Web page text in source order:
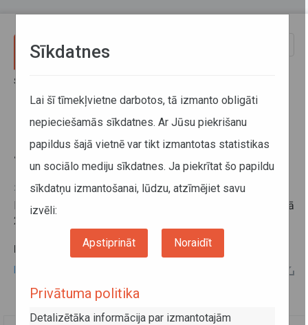
Sākums
Braukšanas ierobežojumi Čehijā
2026.gadā
29. decembris 2025
Informāciju par braukšanas ierobežojumiem Čehijā
2026.gadā skatīt zemāk
PAPILDU INFORMĀCIJA:
Sīkdatnes
Lai šī tīmekļvietne darbotos, tā izmanto obligāti
nepieciešamās sīkdatnes. Ar Jūsu piekrišanu
papildus šajā vietnē var tikt izmantotas statistikas
un sociālo mediju sīkdatnes. Ja piekrītat šo papildu
sīkdatņu izmantošanai, lūdzu, atzīmējiet savu
izvēli:
Apstiprināt Noraidīt
Privātuma politika
Detalizētāka informācija par izmantotajām